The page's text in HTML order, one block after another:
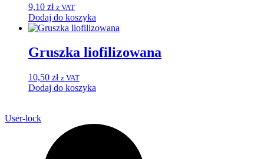
9,10 zł z VAT
Dodaj do koszyka
Gruszka liofilizowana
10,50 zł z VAT
Dodaj do koszyka
User-lock